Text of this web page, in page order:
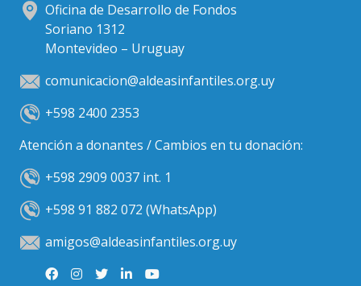
Oficina de Desarrollo de Fondos
Soriano 1312
Montevideo – Uruguay
comunicacion@aldeasinfantiles.org.uy
+598 2400 2353
Atención a donantes / Cambios en tu donación:
+598 2909 0037 int. 1
+598 91 882 072 (WhatsApp)
amigos@aldeasinfantiles.org.uy